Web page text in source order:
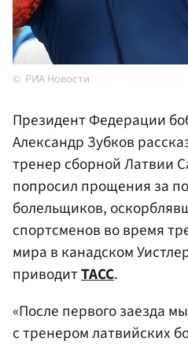
РИА Новости
Президент Федерации
Александр Зубков
тренер сборной Латвии
попросил прощения за
болельщиков,
спортсменов во время
мира в канадском
приводитТАСС.
«После первого заезда
с тренером латвийских